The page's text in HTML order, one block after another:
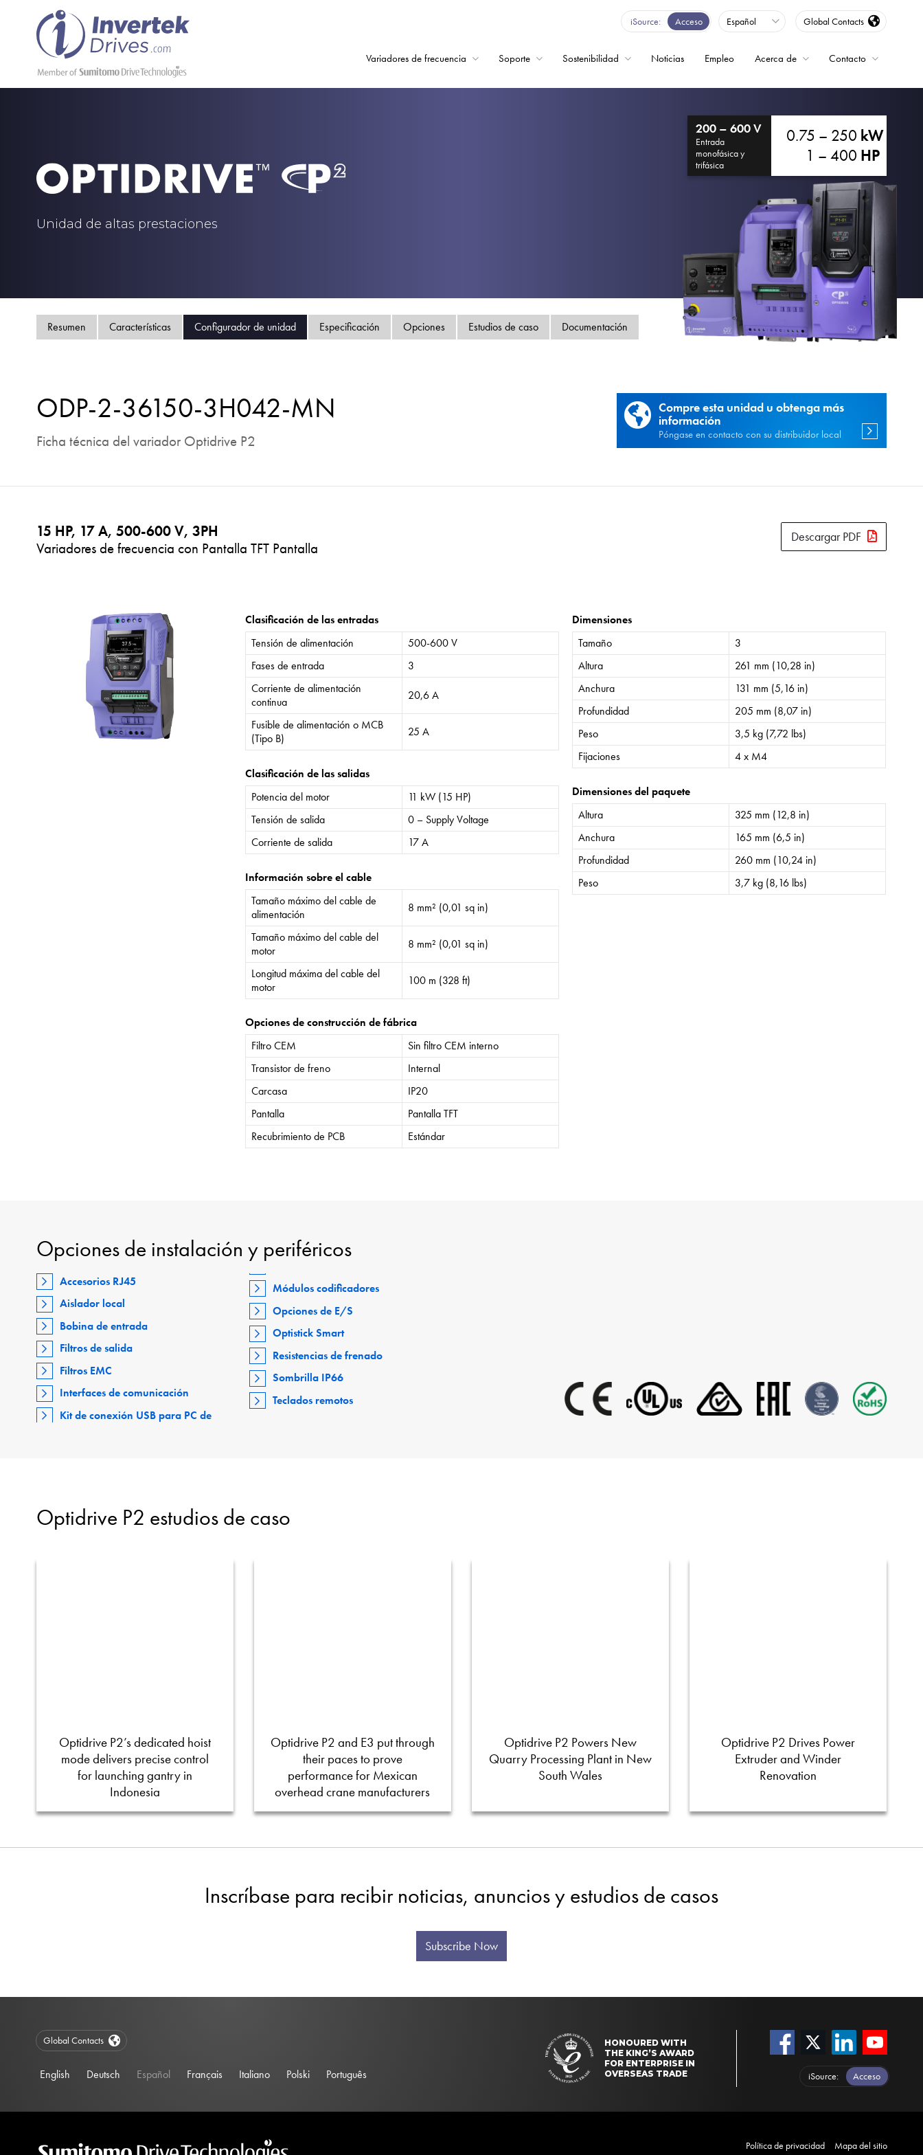
iSource Acceso Español Global Contacts
Variadores de frecuencia Soporte Sostenibilidad Noticias Empleo Acerca de Contacto
Unidad de altas prestaciones
200 – 600 V
Entrada
monofásica y
trifásica
0.75 – 250 kW
1 – 400 HP
Resumen Características Configurador de unidad Especificación Opciones Estudios de caso Documentación
ODP-2-36150-3H042-MN
Ficha técnica del variador Optidrive P2
Compre esta unidad u obtenga más
información
Póngase en contacto con su distribuidor local
15 HP, 17 A, 500-600 V, 3PH
Variadores de frecuencia con Pantalla TFT Pantalla
Descargar PDF
Clasificación de las entradas
Tensión de alimentación
500-600 V
Fases de entrada
3
Corriente de alimentación
continua
20,6 A
Fusible de alimentación o MCB
(Tipo B)
25 A
Clasificación de las salidas
Potencia del motor
11 kW (15 HP)
Tensión de salida
0 – Supply Voltage
Corriente de salida
17 A
Información sobre el cable
Tamaño máximo del cable de
alimentación
8 mm² (0,01 sq in)
Tamaño máximo del cable del
motor
8 mm² (0,01 sq in)
Longitud máxima del cable del
motor
100 m (328 ft)
Opciones de construcción de fábrica
Filtro CEM
Sin filtro CEM interno
Transistor de freno
Internal
Carcasa
IP20
Pantalla
Pantalla TFT
Recubrimiento de PCB
Estándar
Dimensiones
Tamaño
3
Altura
261 mm (10,28 in)
Anchura
131 mm (5,16 in)
Profundidad
205 mm (8,07 in)
Peso
3,5 kg (7,72 lbs)
Fijaciones
4 x M4
Dimensiones del paquete
Altura
325 mm (12,8 in)
Anchura
165 mm (6,5 in)
Profundidad
260 mm (10,24 in)
Peso
3,7 kg (8,16 lbs)
Opciones de instalación y periféricos
Accesorios RJ45
Aislador local
Bobina de entrada
Filtros de salida
Filtros EMC
Interfaces de comunicación
Kit de conexión USB para PC de
Módulos codificadores
Opciones de E/S
Optistick Smart
Resistencias de frenado
Sombrilla IP66
Teclados remotos
Optidrive P2 estudios de caso
Optidrive P2’s dedicated hoist
mode delivers precise control
for launching gantry in
Indonesia
Optidrive P2 and E3 put through
their paces to prove
performance for Mexican
overhead crane manufacturers
Optidrive P2 Powers New
Quarry Processing Plant in New
South Wales
Optidrive P2 Drives Power
Extruder and Winder
Renovation
Inscríbase para recibir noticias, anuncios y estudios de casos
Subscribe Now
HONOURED WITH
THE KING’S AWARD
FOR ENTERPRISE IN
OVERSEAS TRADE
iSource Acceso
Global Contacts
English Deutsch Español Français Italiano Polski Português
Política de privacidad Mapa del sitio
Política de privacidad
Mapa del sitio